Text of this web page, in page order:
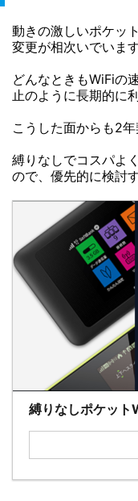
動きの激しいポケッ
変更が相次いでいます
どんなときもWiFiの
止のように長期的に
こうした面からも2
縛りなしでコスパよ
ので、優先的に検討
縛りなしポケット